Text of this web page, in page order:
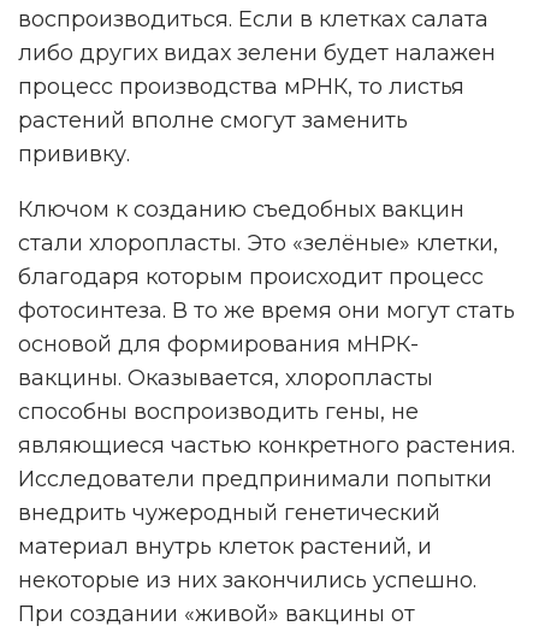
воспроизводиться. Если в клетках салата
либо других видах зелени будет налажен
процесс производства мРНК, то листья
растений вполне смогут заменить
прививку.
Ключом к созданию съедобных вакцин
стали хлоропласты. Это «зелёные» клетки,
благодаря которым происходит процесс
фотосинтеза. В то же время они могут стать
основой для формирования мНРК-
вакцины. Оказывается, хлоропласты
способны воспроизводить гены, не
являющиеся частью конкретного растения.
Исследователи предпринимали попытки
внедрить чужеродный генетический
материал внутрь клеток растений, и
некоторые из них закончились успешно.
При создании «живой» вакцины от